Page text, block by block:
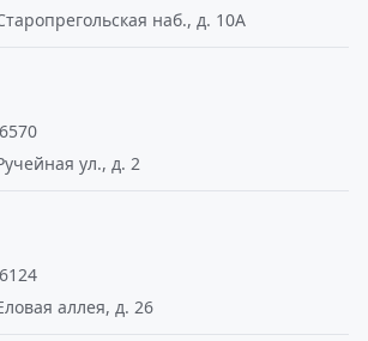
наб., д. 10А
ул., д. 2
аллея, д. 26